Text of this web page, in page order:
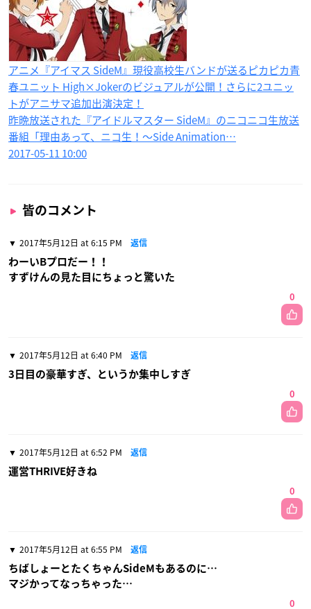
アニメ『アイマス SideM』現役高校生バンドが送るピカピカ青
春ユニット High×Jokerのビジュアルが公開！さらに2ユニッ
トがアニサマ追加出演決定！
昨晩放送された『アイドルマスター SideM』のニコニコ生放送
番組「理由あって、ニコ生！～Side Animation…
2017-05-11 10:00
皆のコメント
2017年5月12日 at 6:15 PM 返信
わーいBプロだー！！
すずけんの見た目にちょっと驚いた
0
2017年5月12日 at 6:40 PM 返信
3日目の豪華すぎ、というか集中しすぎ
0
2017年5月12日 at 6:52 PM 返信
運営THRIVE好きね
0
2017年5月12日 at 6:55 PM 返信
ちばしょーとたくちゃんSideMもあるのに…
マジかってなっちゃった…
0